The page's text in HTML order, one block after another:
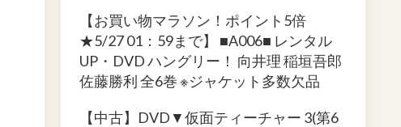
【お買い物マラソン！ポイント5倍
★5/27 01：59まで】 ■A006■ レンタル
UP・DVD ハングリー！ 向井理 稲垣吾郎
佐藤勝利 全6巻 ※ジャケット多数欠品
【中古】DVD▼仮面ティーチャー 3(第6